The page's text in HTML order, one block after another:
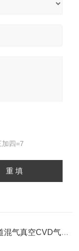
四=7
真空CVD气相沉积